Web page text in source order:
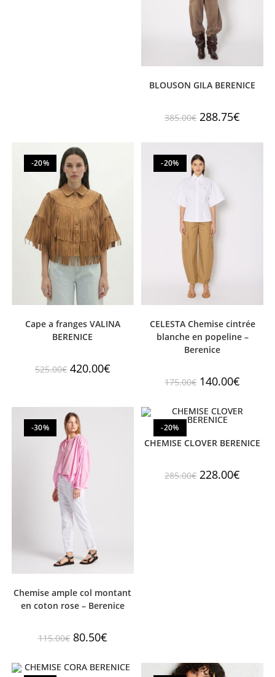
BLOUSON GILA BERENICE
385.00€ 288.75€
-20%
Cape a franges VALINA
BERENICE
525.00€ 420.00€
-20%
CELESTA Chemise cintrée
blanche en popeline –
Berenice
175.00€ 140.00€
-30%
Chemise ample col montant
en coton rose – Berenice
115.00€ 80.50€
-20%
CHEMISE CLOVER BERENICE
285.00€ 228.00€